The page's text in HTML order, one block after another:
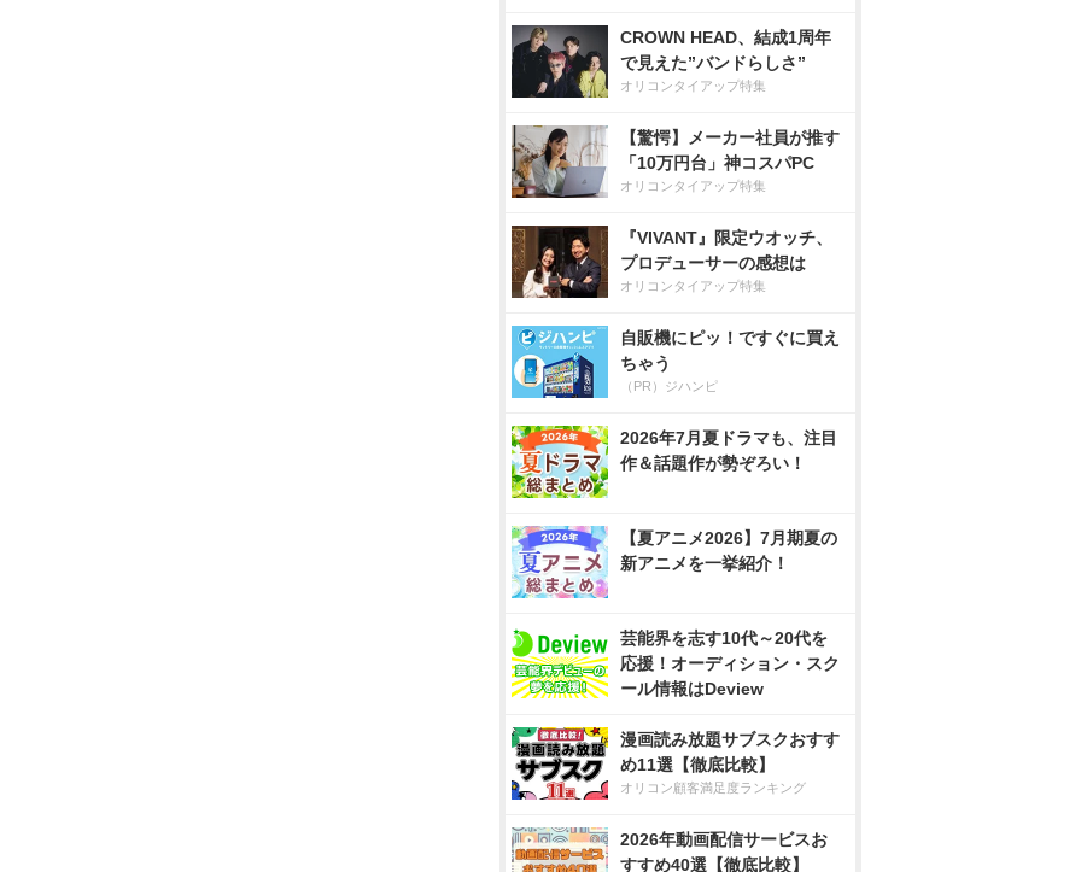
CROWN HEAD、結成1周年
で見えた”バンドらしさ”
オリコンタイアップ特集
【驚愕】メーカー社員が推す
「10万円台」神コスパPC
オリコンタイアップ特集
『VIVANT』限定ウオッチ、
プロデューサーの感想は
オリコンタイアップ特集
自販機にピッ！ですぐに買え
ちゃう
（PR）ジハンピ
2026年7月夏ドラマも、注目
作＆話題作が勢ぞろい！
【夏アニメ2026】7月期夏の
新アニメを一挙紹介！
芸能界を志す10代～20代を
応援！オーディション・スク
ール情報はDeview
漫画読み放題サブスクおすす
め11選【徹底比較】
オリコン顧客満足度ランキング
2026年動画配信サービスお
すすめ40選【徹底比較】